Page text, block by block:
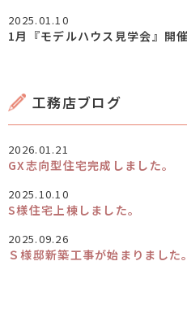
2025.01.10
工務店ブログ
2026.01.21
GX志向型住宅完成しました。
2025.10.10
S様住宅上棟しました。
2025.09.26
Ｓ様邸新築工事が始まりました。